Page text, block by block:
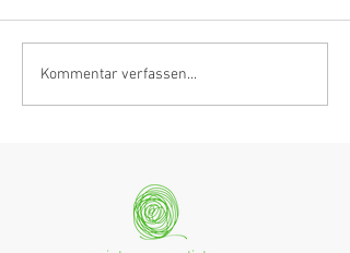
Anastasia Schmidlin:
Klarinettistin, Tonmeisterin,
Kommentar verfassen...